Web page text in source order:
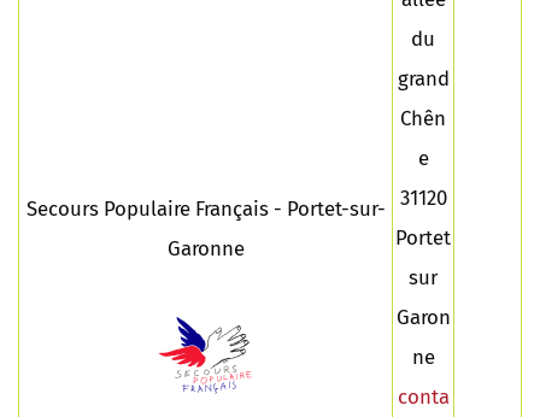
Secours Populaire Français - Portet-sur-
Garonne
du
grand
Chên
e
31120
Portet
sur
Garon
ne
conta